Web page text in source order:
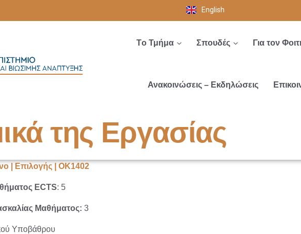
English
Tο Τμήμα Σπουδές Για τον
Ανακοινώσεις – Εκδηλώσεις
της Εργασίας
| Επιλογής | ΟΚ1402
ECTS: 5
Μαθήματος: 3
Υποβάθρου